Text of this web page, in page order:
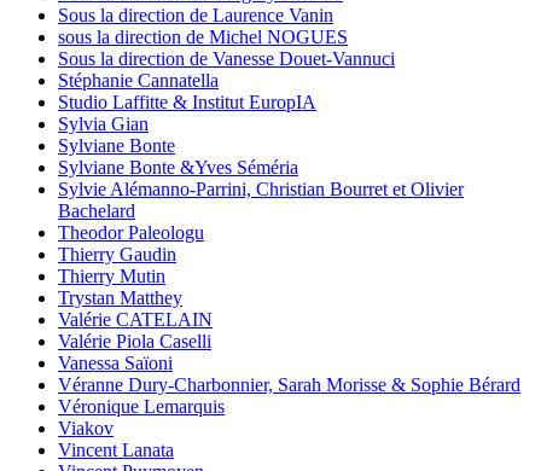
Sous la direction de Laurence Vanin
sous la direction de Michel NOGUES
Sous la direction de Vanesse Douet-Vannuci
Stéphanie Cannatella
Studio Laffitte & Institut EuropIA
Sylvia Gian
Sylviane Bonte
Sylviane Bonte &Yves Séméria
Sylvie Alémanno-Parrini, Christian Bourret et Olivier
Bachelard
Theodor Paleologu
Thierry Gaudin
Thierry Mutin
Trystan Matthey
Valérie CATELAIN
Valérie Piola Caselli
Vanessa Saïoni
Véranne Dury-Charbonnier, Sarah Morisse & Sophie Bérard
Véronique Lemarquis
Viakov
Vincent Lanata